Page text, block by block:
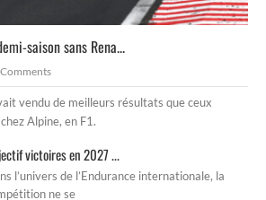
saison sans Rena...
vendu de meilleurs résultats que ceux
Alpine, en F1.
victoires en 2027 ...
l’univers de l’Endurance internationale, la
ne se